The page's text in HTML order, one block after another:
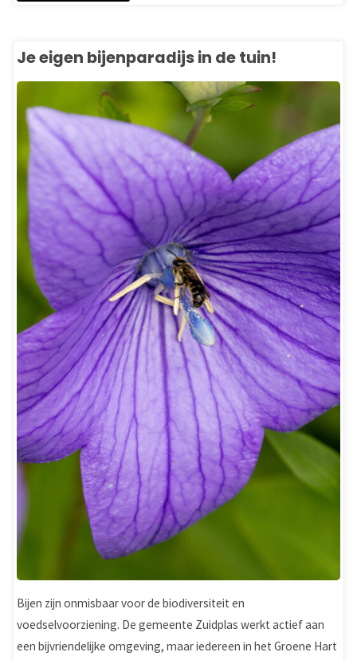
onzeker"
Je eigen bijenparadijs in de tuin!
Bijen zijn onmisbaar voor de biodiversiteit en
voedselvoorziening. De gemeente Zuidplas werkt actief aan
een bijvriendelijke omgeving, maar iedereen in het Groene Hart